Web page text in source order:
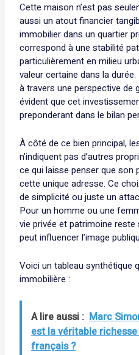
Cette maison n’est pas
aussi un atout financier
immobilier dans un quartier
correspond à une stabilité
particulièrement en milieu
valeur certaine dans la
à travers une perspective de
évident que cet
preponderant dans le bilan
À côté de ce bien principal,
n’indiquent pas d’autres
ce qui laisse penser que
cette unique adresse. Ce
de simplicité ou juste un
Pour un homme ou une
vie privée et patrimoine
peut influencer l’image
Voici un tableau synthétique
immobilière :
A lire aussi : Marc
est la véritable
français ?